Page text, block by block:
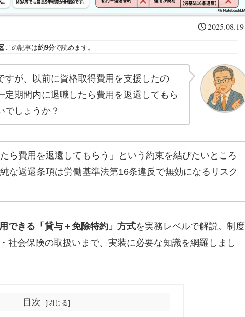
2025.08.19
この記事は約9分で読めます。
が、以前に資格取得費用を支援したの
期間内に退職したら費用を返還してもら
でしょうか？
ら費用を返還してもらう」という約束を結びたいところ
な返還条項は労働基準法第16条違反で無効になるリスク
できる「貸与＋免除特約」方式を実務レベルで解説。制度
社会保険の取扱いまで、実装に必要な知識を網羅しまし
目次